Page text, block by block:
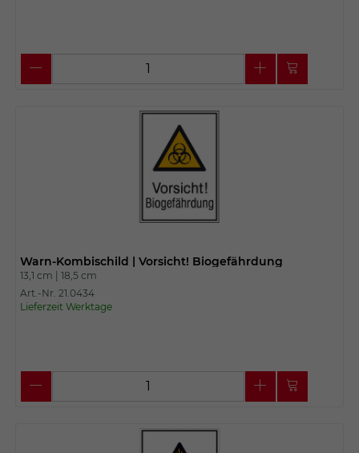
Warn-Kombischild | Vorsicht! Biogefährdung
13,1 cm | 18,5 cm
Art.-Nr. 21.0434
Lieferzeit Werktage